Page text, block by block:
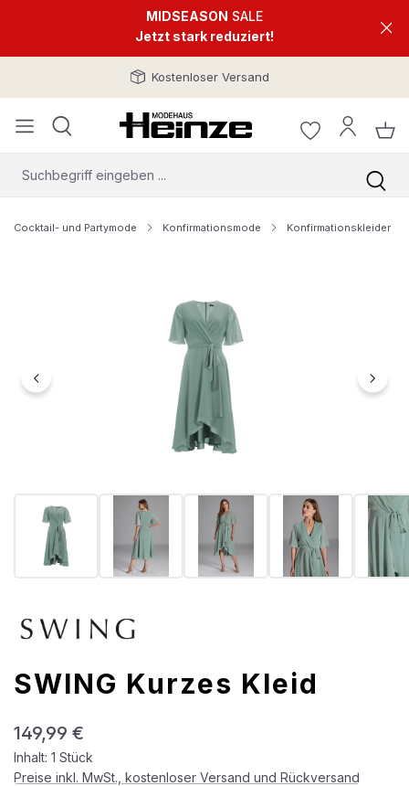
MIDSEASON SALE
Jetzt stark reduziert!
Kostenloser Versand
Cocktail- und Partymode Konfirmationsmode Konfirmationskleider
SWING Kurzes Kleid
Regulärer Preis:
149,99 €
Inhalt: 1 Stück
Preise inkl. MwSt., kostenloser Versand und Rückversand